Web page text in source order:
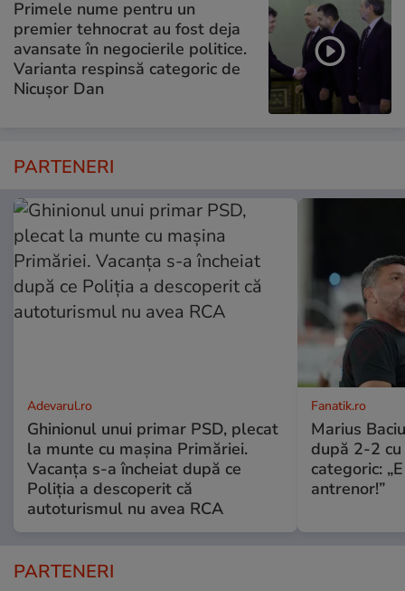
Primele nume pentru un
premier tehnocrat au fost deja
avansate în negocierile politice.
Varianta respinsă categoric de
Nicușor Dan
PARTENERI
Adevarul.ro
Ghinionul unui primar PSD, plecat
la munte cu mașina Primăriei.
Vacanța s-a încheiat după ce
Poliția a descoperit că
autoturismul nu avea RCA
Fanatik.ro
Marius
după 2-2 cu
categoric:
antrenor!”
PARTENERI